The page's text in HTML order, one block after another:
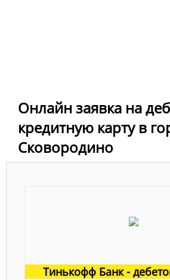
Онлайн заявка на
кредитную карту в
Сковородино
Тинькофф Банк -